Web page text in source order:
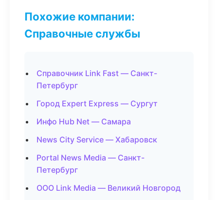
Похожие компании:
Справочные службы
Справочник Link Fast — Санкт-
Петербург
Город Expert Express — Сургут
Инфо Hub Net — Самара
News City Service — Хабаровск
Portal News Media — Санкт-
Петербург
ООО Link Media — Великий Новгород